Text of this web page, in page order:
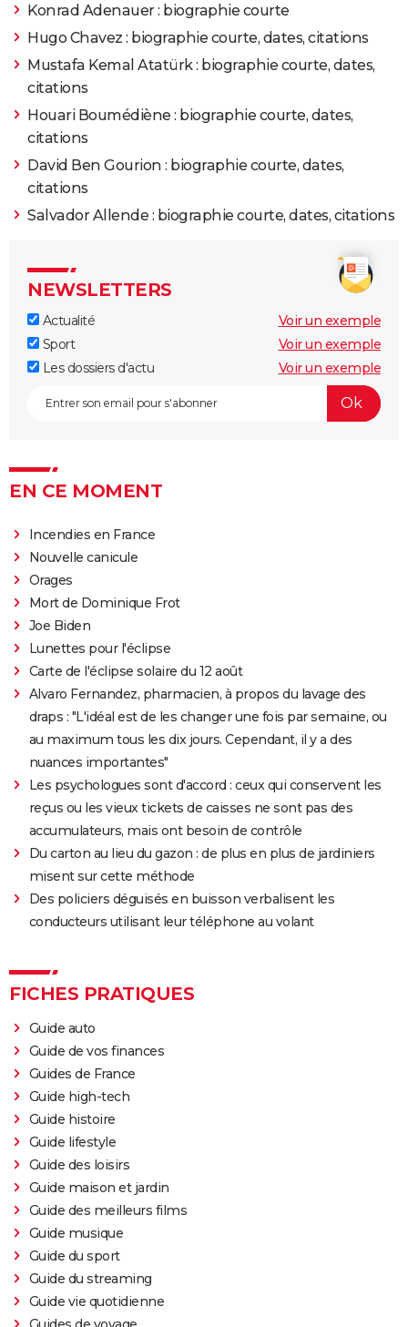
Konrad Adenauer : biographie courte
Hugo Chavez : biographie courte, dates, citations
Mustafa Kemal Atatürk : biographie courte, dates,
citations
Houari Boumédiène : biographie courte, dates,
citations
David Ben Gourion : biographie courte, dates,
citations
Salvador Allende : biographie courte, dates, citations
NEWSLETTERS
Actualité
Voir un exemple
Sport
Voir un exemple
Les dossiers d'actu
Voir un exemple
EN CE MOMENT
Incendies en France
Nouvelle canicule
Orages
Mort de Dominique Frot
Joe Biden
Lunettes pour l'éclipse
Carte de l'éclipse solaire du 12 août
Alvaro Fernandez, pharmacien, à propos du lavage des
draps : "L'idéal est de les changer une fois par semaine, ou
au maximum tous les dix jours. Cependant, il y a des
nuances importantes"
Les psychologues sont d'accord : ceux qui conservent les
reçus ou les vieux tickets de caisses ne sont pas des
accumulateurs, mais ont besoin de contrôle
Du carton au lieu du gazon : de plus en plus de jardiniers
misent sur cette méthode
Des policiers déguisés en buisson verbalisent les
conducteurs utilisant leur téléphone au volant
FICHES PRATIQUES
Guide auto
Guide de vos finances
Guides de France
Guide high-tech
Guide histoire
Guide lifestyle
Guide des loisirs
Guide maison et jardin
Guide des meilleurs films
Guide musique
Guide du sport
Guide du streaming
Guide vie quotidienne